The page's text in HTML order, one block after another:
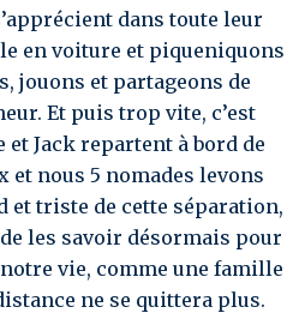
dans toute leur
en voiture et piqueniquons
jouons et partageons de
Et puis trop vite, c’est
et Jack repartent à bord de
et nous 5 nomades levons
et triste de cette séparation,
les savoir désormais pour
vie, comme une famille
ne se quittera plus.